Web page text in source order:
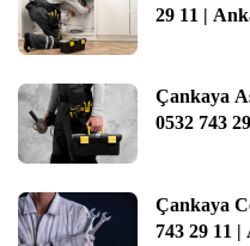
29 11 |
Çankaya
0532 743
Çankaya
743 29 11